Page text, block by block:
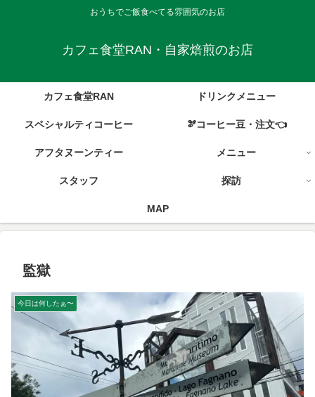
おうちでご飯食べてる雰囲気のお店
カフェ食堂RAN・自家焙煎のお店
カフェ食堂RAN ドリンクメニュー
スペシャルティコーヒー 🫘コーヒー豆・注文👈
アフタヌーンティー メニュー
スタッフ 探訪
MAP
監獄
今日は何したぁ〜